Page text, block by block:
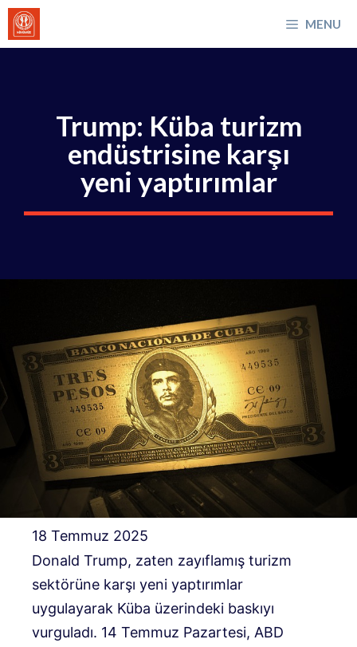
İçeriğe
atla
MENU
Trump: Küba turizm
endüstrisine karşı
yeni yaptırımlar
18 Temmuz 2025
Donald Trump, zaten zayıflamış turizm
sektörüne karşı yeni yaptırımlar
uygulayarak Küba üzerindeki baskıyı
vurguladı. 14 Temmuz Pazartesi, ABD